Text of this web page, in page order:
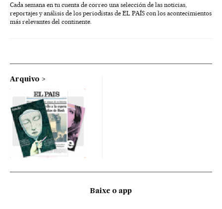
Cada semana en tu cuenta de correo una selección de las noticias,
reportajes y análisis de los periodistas de EL PAÍS con los acontecimientos
más relevantes del continente.
Arquivo
Baixe o app